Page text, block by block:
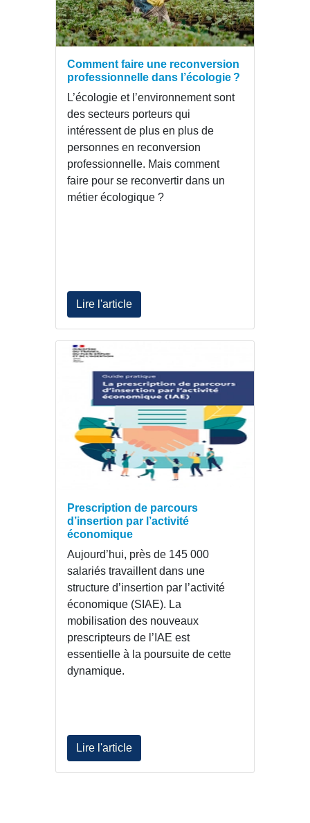
Comment faire une reconversion
professionnelle dans l’écologie ?
L’écologie et l’environnement sont
des secteurs porteurs qui
intéressent de plus en plus de
personnes en reconversion
professionnelle. Mais comment
faire pour se reconvertir dans un
métier écologique ?
Lire l'article
Prescription de parcours
d’insertion par l’activité
économique
Aujourd’hui, près de 145 000
salariés travaillent dans une
structure d’insertion par l’activité
économique (SIAE). La
mobilisation des nouveaux
prescripteurs de l’IAE est
essentielle à la poursuite de cette
dynamique.
Lire l'article